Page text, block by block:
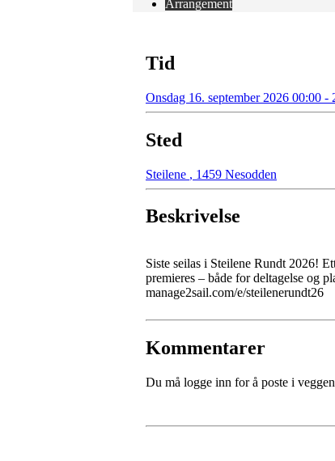
Arrangement
Tid
Onsdag 16. september 2026 00:00 -
Sted
Steilene , 1459 Nesodden
Beskrivelse
Siste seilas i Steilene Rundt 2026!
premieres – både for deltagelse og
manage2sail.com/e/steilenerundt26
Kommentarer
Du må logge inn for å poste i